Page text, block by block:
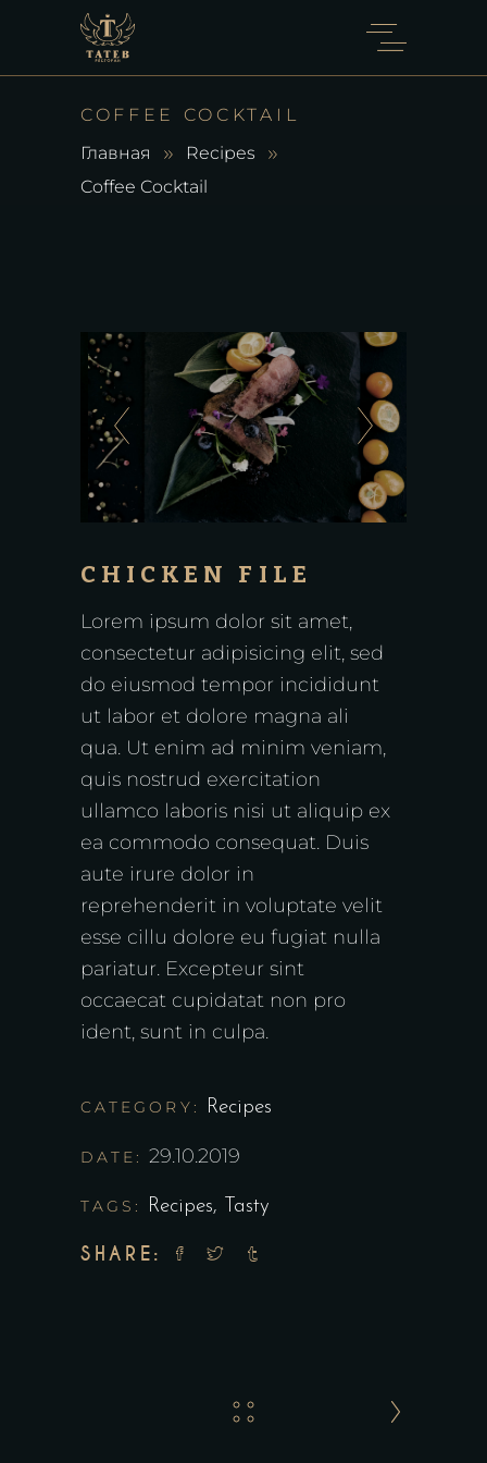
COFFEE COCKTAIL
Главная
Recipes
Coffee Cocktail
CHICKEN FILE
Lorem ipsum dolor sit amet,
consectetur adipisicing elit, sed
do eiusmod tempor incididunt
ut labor et dolore magna ali
qua. Ut enim ad minim veniam,
quis nostrud exercitation
ullamco laboris nisi ut aliquip ex
ea commodo consequat. Duis
aute irure dolor in
reprehenderit in voluptate velit
esse cillu dolore eu fugiat nulla
pariatur. Excepteur sint
occaecat cupidatat non pro
ident, sunt in culpa.
CATEGORY: Recipes
DATE: 29.10.2019
TAGS: Recipes, Tasty
SHARE: